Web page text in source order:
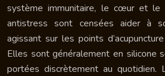
système immunitaire, le cœur et le
antistress sont censées aider à
agissant sur les points
Elles sont généralement en silicone
portées discrètement au quotidien.